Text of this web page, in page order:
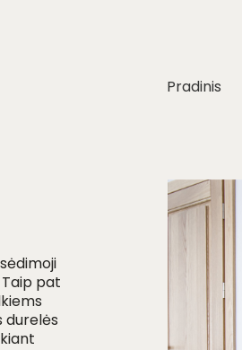
Pradinis
pat
durelės